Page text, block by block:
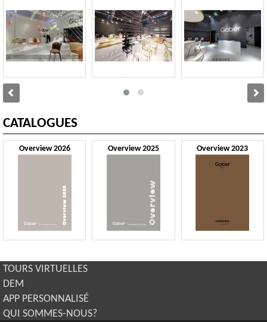
CATALOGUES
Overview 2026 Overview 2025 Overview 2023
TOURS VIRTUELLES
DEM
APP PERSONNALISÉ
QUI SOMMES-NOUS?